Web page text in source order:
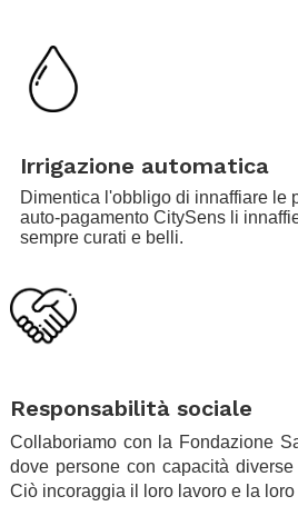
Irrigazione automatica
Dimentica l'obbligo di innaffiare le
auto-pagamento CitySens li
sempre curati e belli.
Responsabilità sociale
Collaboriamo con la Fondazione
dove persone con capacità
Ciò incoraggia il loro lavoro e la